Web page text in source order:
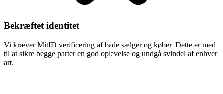
Bekræftet identitet
Vi kræver MitID verificering af både sælger og køber. Dette er med
til at sikre begge parter en god oplevelse og undgå svindel af enhver
art.